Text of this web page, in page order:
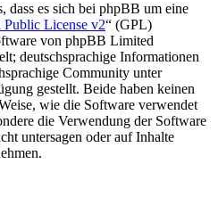
dass es sich bei phpBB um eine
License v2“ (GPL)
von phpBB Limited
deutschsprachige Informationen
Community unter
gestellt. Beide haben keinen
wie die Software verwendet
die Verwendung der Software
untersagen oder auf Inhalte